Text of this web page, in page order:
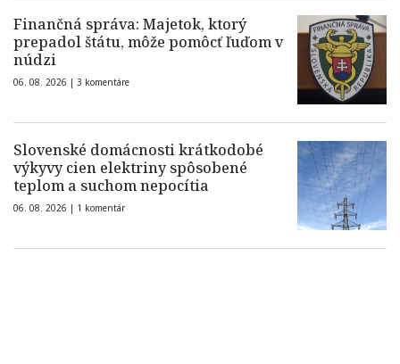
Finančná správa: Majetok, ktorý
prepadol štátu, môže pomôcť ľuďom v
núdzi
06. 08. 2026 | 3 komentáre
Slovenské domácnosti krátkodobé
výkyvy cien elektriny spôsobené
teplom a suchom nepocítia
06. 08. 2026 | 1 komentár